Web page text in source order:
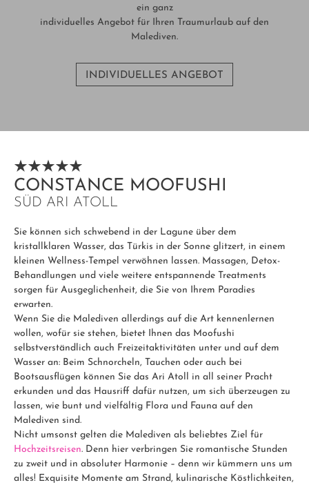
ein ganz
individuelles Angebot für Ihren Traumurlaub auf den
Malediven.
INDIVIDUELLES ANGEBOT
CONSTANCE MOOFUSHI
SÜD ARI ATOLL
Sie können sich schwebend in der Lagune über dem
kristallklaren Wasser, das Türkis in der Sonne glitzert, in einem
kleinen Wellness-Tempel verwöhnen lassen. Massagen, Detox-
Behandlungen und viele weitere entspannende Treatments
sorgen für Ausgeglichenheit, die Sie von Ihrem Paradies
erwarten.
Wenn Sie die Malediven allerdings auf die Art kennenlernen
wollen, wofür sie stehen, bietet Ihnen das Moofushi
selbstverständlich auch Freizeitaktivitäten unter und auf dem
Wasser an: Beim Schnorcheln, Tauchen oder auch bei
Bootsausflügen können Sie das Ari Atoll in all seiner Pracht
erkunden und das Hausriff dafür nutzen, um sich überzeugen zu
lassen, wie bunt und vielfältig Flora und Fauna auf den
Malediven sind.
Nicht umsonst gelten die Malediven als beliebtes Ziel für
Hochzeitsreisen. Denn hier verbringen Sie romantische Stunden
zu zweit und in absoluter Harmonie – denn wir kümmern uns um
alles! Exquisite Momente am Strand, kulinarische Köstlichkeiten,